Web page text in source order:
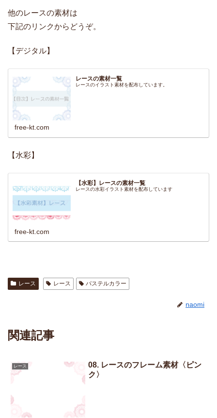
他のレースの素材は
下記のリンクからどうぞ。
【デジタル】
レースの素材一覧
レースのイラスト素材を配布しています。
free-kt.com
【水彩】
【水彩】レースの素材一覧
レースの水彩イラスト素材を配布しています
free-kt.com
レース レース パステルカラー
naomi
関連記事
レース
08. レースのフレーム素材〈ピン
ク〉